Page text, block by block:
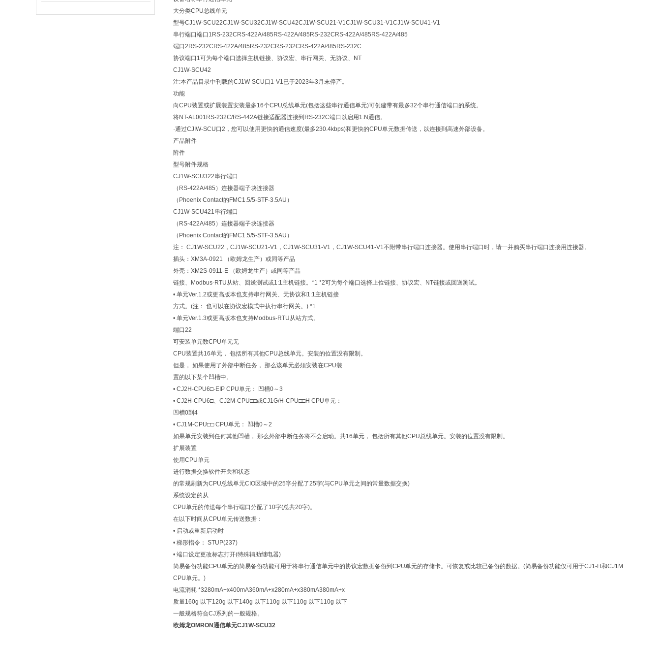
大分类CPU总线单元
型号CJ1W-SCU22CJ1W-SCU32CJ1W-SCU42CJ1W-SCU21-V1CJ1W-SCU31-V1CJ1W-SCU41-V1
串行端口端口1 RS-232C RS-422A/485 RS-422A/485 RS-232C RS-422A/485 RS-422A/485
端口2 RS-232C RS-422A/485 RS-232C RS-232C RS-422A/485 RS-232C
协议端口1可为每个端口选择主机链接、协议宏、串行网关、无协议、NT
CJ1W-SCU42
注:本产品目录中刊载的CJ1W-SCU口1-V1已于2023年3月末停产。
功能
向CPU装置或扩展装置安装最多16个CPU总线单元(包括这些串行通信单元)可创建带有最多32个串行通信端口的系统。
将NT-AL001RS-232C/RS-442A链接适配器连接到RS-232C端口以启用1:N通信。
·通过CJIW-SCU口2，您可以使用更快的通信速度(最多230.4kbps)和更快的CPU单元数据传送，以连接到高速外部设备。
产品附件
附件
型号附件规格
CJ1W-SCU322串行端口
（RS-422A/485）连接器端子块连接器
（Phoenix Contact的FMC1.5/5-STF-3.5AU）
CJ1W-SCU421串行端口
（RS-422A/485）连接器端子块连接器
（Phoenix Contact的FMC1.5/5-STF-3.5AU）
注： CJ1W-SCU22，CJ1W-SCU21-V1，CJ1W-SCU31-V1，CJ1W-SCU41-V1不附带串行端口连接器。使用串行端口时，请一并购买串行端口连接用连接器。
插头：XM3A-0921 （欧姆龙生产）或同等产品
外壳：XM2S-0911-E （欧姆龙生产）或同等产品
链接、Modbus-RTU从站、回送测试或1:1主机链接。*1 *2可为每个端口选择上位链接、协议宏、NT链接或回送测试。
• 单元Ver.1.2或更高版本也支持串行网关、无协议和1:1主机链接
方式。(注： 也可以在协议宏模式中执行串行网关。) *1
• 单元Ver.1.3或更高版本也支持Modbus-RTU从站方式。
端口22
可安装单元数CPU单元无
CPU装置共16单元， 包括所有其他CPU总线单元。安装的位置没有限制。
但是， 如果使用了外部中断任务， 那么该单元必须安装在CPU装
置的以下某个凹槽中。
• CJ2H-CPU6□-EIP CPU单元： 凹槽0～3
• CJ2H-CPU6□、CJ2M-CPU□□或CJ1G/H-CPU□□H CPU单元：
凹槽0到4
• CJ1M-CPU□□ CPU单元： 凹槽0～2
如果单元安装到任何其他凹槽， 那么外部中断任务将不会启动。 共16单元， 包括所有其他CPU总线单元。安装的位置没有限制。
扩展装置
使用CPU单元
进行数据交换软件开关和状态
的常规刷新为CPU总线单元CIO区域中的25字分配了25字(与CPU单元之间的常量数据交换)
系统设定的从
CPU单元的传送每个串行端口分配了10字(总共20字)。
在以下时间从CPU单元传送数据：
• 启动或重新启动时
• 梯形指令： STUP(237)
• 端口设定更改标志打开(特殊辅助继电器)
简易备份功能CPU单元的简易备份功能可用于将串行通信单元中的协议宏数据备份到CPU单元的存储卡。可恢复或比较已备份的数据。(简易备份功能仅可用于CJ1-H和CJ1M
CPU单元。)
电流消耗 *3280mA+x400mA360mA+x280mA+x380mA380mA+x
质量160g 以下120g 以下140g 以下110g 以下110g 以下110g 以下
一般规格符合CJ系列的一般规格。
欧姆龙OMRON通信单元CJ1W-SCU32